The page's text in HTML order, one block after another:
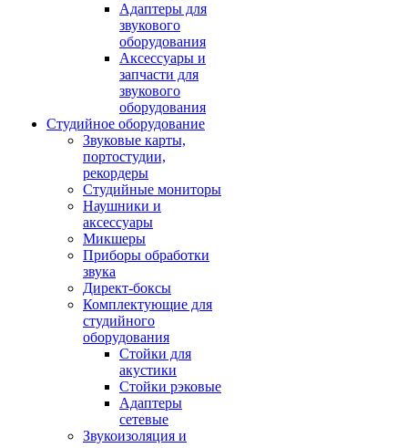
Адаптеры для
звукового
оборудования
Аксессуары и
запчасти для
звукового
оборудования
Студийное оборудование
Звуковые карты,
портостудии,
рекордеры
Студийные мониторы
Наушники и
аксессуары
Микшеры
Приборы обработки
звука
Директ-боксы
Комплектующие для
студийного
оборудования
Стойки для
акустики
Стойки рэковые
Адаптеры
сетевые
Звукоизоляция и